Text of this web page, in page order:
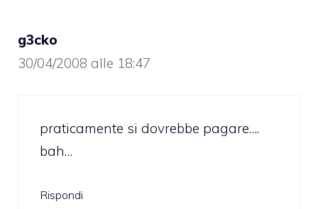
g3cko
30/04/2008 alle 18:47
praticamente si dovrebbe pagare….
bah…
Rispondi